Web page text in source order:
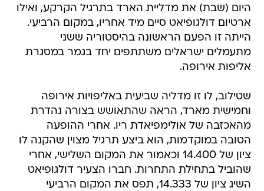
היום (שבת) את מדליית הארד בתרגיל הקרקע, ואילו
ארטיום דולגופיאט סיים מיד אחריו, במקום הרביעי.
הייתה זו הפעם הראשונה בהיסטוריה ששני
מתעמלים ישראלים משתתפים יחד בגמר במסגרת
אליפות אירופה.
שטילוב, לו זו מדליה שביעית באליפויות אירופה
וחמישית מארד, הראה שהתאושש בצורה נהדרת
מהאכזבה של אולימפיאדת ריו. אחרי ההופעה
הטובה במוקדמות, הוא ביצע תרגיל מצוין שהקנה לו
ציון של 14.400 וכאמור את המקום השלישי, אחרי
שהוביל בתחילת התחרות. חברו הצעיר דולגופיאט
השיג ציון של 14.333, תפס את המקום הרביעי